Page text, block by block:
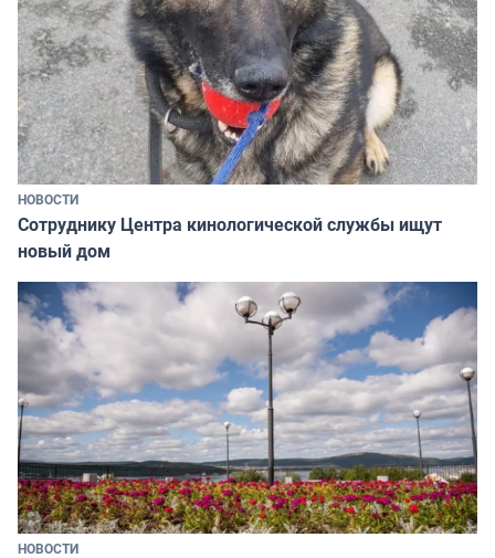
НОВОСТИ
Сотруднику Центра кинологической службы ищут
новый дом
НОВОСТИ